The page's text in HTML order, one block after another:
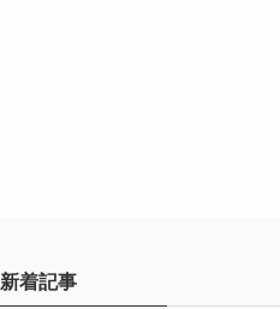
新着記事